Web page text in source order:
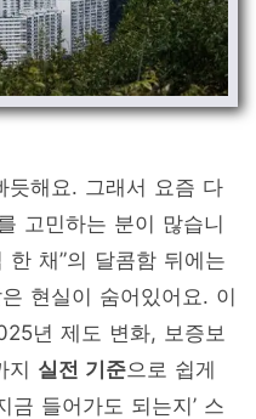
듯해요. 그래서 요즘 다
고민하는 분이 많습니
한 채”의 달콤함 뒤에는
현실이 숨어있어요. 이
년 제도 변화, 보증보
지 실전 기준으로 쉽게
금 들어가도 되는지’ 스